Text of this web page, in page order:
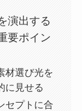
演出する
要ポイン
材選び光を
に見せる
セプトに合